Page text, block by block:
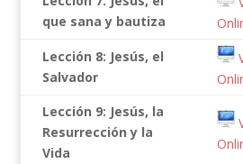
que sana y bautiza
Lección 8: Jesús, el
Salvador
Lección 9: Jesús, la
Resurrección y la
Vida